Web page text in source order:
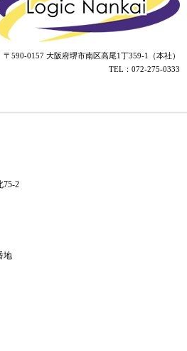
〒590-0157 大阪府堺市南区高尾1丁359-1（本社）
TEL：072-275-0333
75-2
地